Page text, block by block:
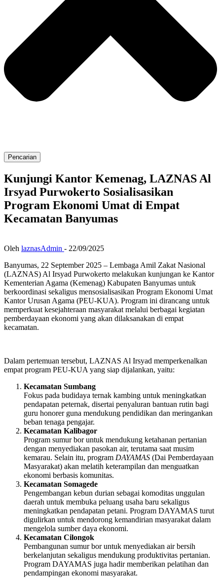
Pencarian
Kunjungi Kantor Kemenag, LAZNAS Al
Irsyad Purwokerto Sosialisasikan
Program Ekonomi Umat di Empat
Kecamatan Banyumas
Oleh laznasAdmin - 22/09/2025
Banyumas, 22 September 2025 – Lembaga Amil Zakat Nasional
(LAZNAS) Al Irsyad Purwokerto melakukan kunjungan ke Kantor
Kementerian Agama (Kemenag) Kabupaten Banyumas untuk
berkoordinasi sekaligus mensosialisasikan Program Ekonomi Umat
Kantor Urusan Agama (PEU-KUA). Program ini dirancang untuk
memperkuat kesejahteraan masyarakat melalui berbagai kegiatan
pemberdayaan ekonomi yang akan dilaksanakan di empat
kecamatan.
Dalam pertemuan tersebut, LAZNAS Al Irsyad memperkenalkan
empat program PEU-KUA yang siap dijalankan, yaitu:
Kecamatan Sumbang
Fokus pada budidaya ternak kambing untuk meningkatkan
pendapatan peternak, disertai penyaluran bantuan rutin bagi
guru honorer guna mendukung pendidikan dan meringankan
beban tenaga pengajar.
Kecamatan Kalibagor
Program sumur bor untuk mendukung ketahanan pertanian
dengan menyediakan pasokan air, terutama saat musim
kemarau. Selain itu, program DAYAMAS (Dai Pemberdayaan
Masyarakat) akan melatih keterampilan dan menguatkan
ekonomi berbasis komunitas.
Kecamatan Somagede
Pengembangan kebun durian sebagai komoditas unggulan
daerah untuk membuka peluang usaha baru sekaligus
meningkatkan pendapatan petani. Program DAYAMAS turut
digulirkan untuk mendorong kemandirian masyarakat dalam
mengelola sumber daya ekonomi.
Kecamatan Cilongok
Pembangunan sumur bor untuk menyediakan air bersih
berkelanjutan sekaligus mendukung produktivitas pertanian.
Program DAYAMAS juga hadir memberikan pelatihan dan
pendampingan ekonomi masyarakat.